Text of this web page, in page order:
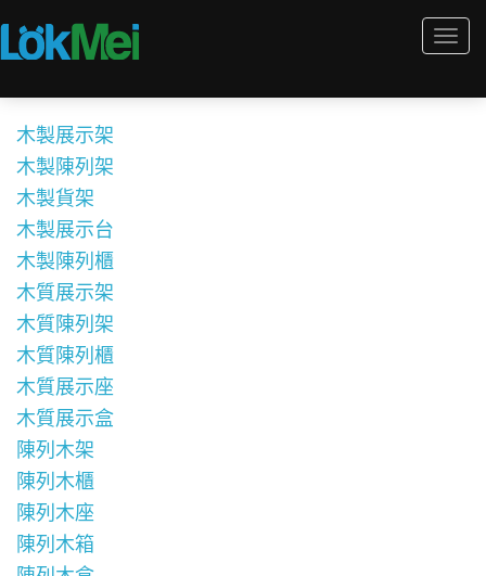
木製展示架
木製陳列架
木製貨架
木製展示台
木製陳列櫃
木質展示架
木質陳列架
木質陳列櫃
木質展示座
木質展示盒
陳列木架
陳列木櫃
陳列木座
陳列木箱